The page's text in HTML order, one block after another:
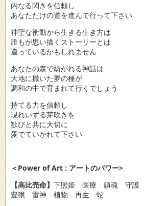
内なる閃きを信頼し
あなただけの道を進んで行って下さい
神聖な衝動から生きる生き方は
誰もが思い描くストーリーとは
違っているかもしれません
あなたの森で紡がれる神話は
大地に撒いた夢の種が
調和の中で育まれて行くでしょう
持てる力を信頼し
現れいずる芽吹きを
歓びと共に大切に
愛でていかれて下さい
＜Power of Art : アートのパワー>
【高比売命】 下照姫 医療 鎮魂 守
豊穣 雷神 植物 再生 蛇